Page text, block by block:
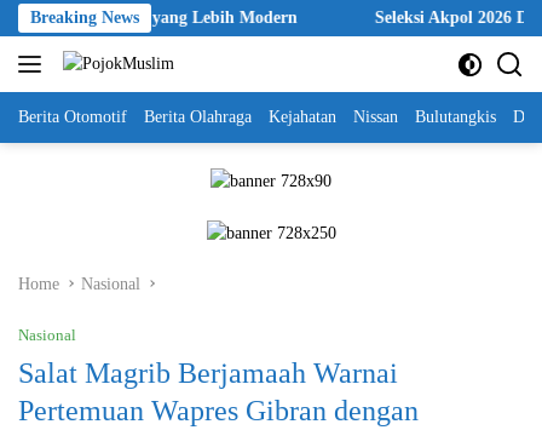
Skip
to
content
Breaking Newsyang Lebih Modern Seleksi Akpol 2026 Disebut
Berita Otomotif Berita Olahraga Kejahatan Nissan Bulutangkis
Home Nasional
Nasional
Salat Magrib Berjamaah Warnai
Pertemuan Wapres Gibran dengan